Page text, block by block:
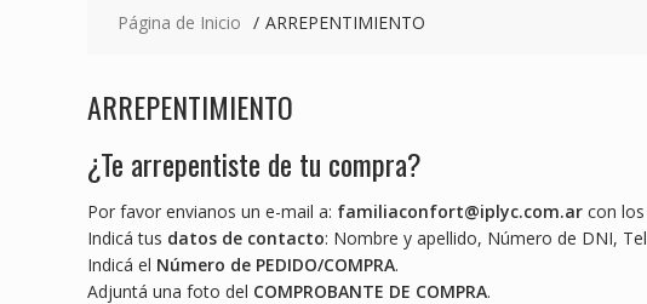
Página de Inicio ARREPENTIMIENTO
ARREPENTIMIENTO
¿Te arrepentiste de tu compra?
Por favor envianos un e-mail a: familiaconfort@iplyc.com.ar con
Indicá tus datos de contacto: Nombre y apellido, Número de DNI,
Indicá el Número de PEDIDO/COMPRA.
Adjuntá una foto del COMPROBANTE DE COMPRA.